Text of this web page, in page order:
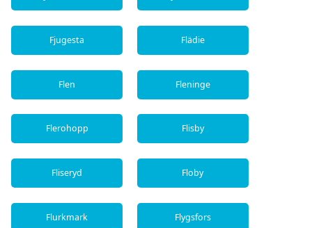
Fjugesta Flädie
Flen Fleninge
Flerohopp Flisby
Fliseryd Floby
Flurkmark Flygsfors